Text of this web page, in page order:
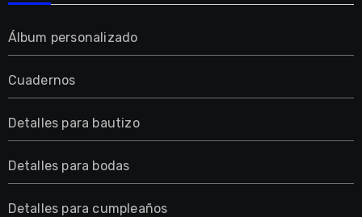
Álbum personalizado
Cuadernos
Detalles para bautizo
Detalles para bodas
Detalles para cumpleaños